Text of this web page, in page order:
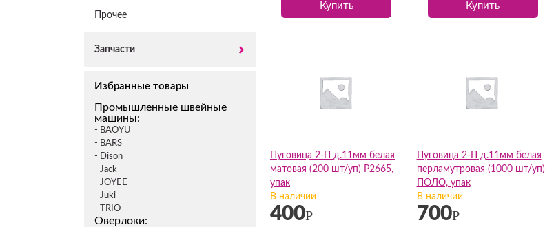
Прочее
Запчасти
Избранные товары
Промышленные швейные
машины:
- BAOYU
- BARS
- Dison
- Jack
- JOYEE
- Juki
- TRIO
Оверлоки:
Купить Купить
Пуговица 2-П д.11мм белая
матовая (200 шт/уп) Р2665,
упак
В наличии
400Р
Пуговица 2-П д.11мм белая
перламутровая (1000 шт/уп)
ПОЛО, упак
В наличии
700Р